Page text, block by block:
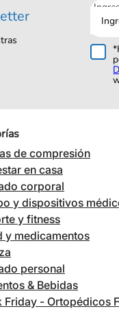
tu
de compresión
en casa
corporal
y dispositivos
y fitness
y medicamentos
personal
& Bebidas
Friday - Ortopédicos